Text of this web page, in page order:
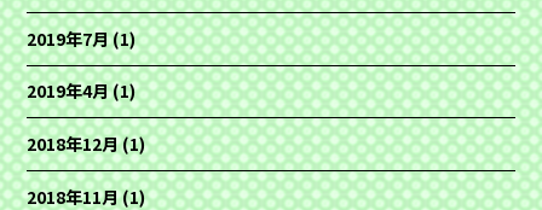
2019年7月(1)
2019年4月(1)
2018年12月(1)
2018年11月(1)